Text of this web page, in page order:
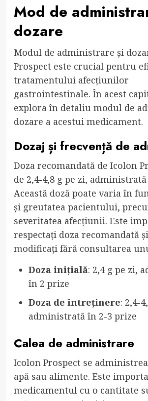
Mod de
dozare
Modul de administrare și
Prospect este crucial pentru
tratamentului afecțiunilor
gastrointestinale. În acest
explora în detaliu modul de
dozare a acestui medicament.
Dozaj și frecvență de
Doza recomandată de Icolon
de 2,4-4,8 g pe zi,
Această doză poate varia în
și greutatea pacientului,
severitatea afecțiunii. Este
respectați doza recomandată
modificați fără consultarea
Doza inițială: 2,4 g pe zi,
în 2 prize
Doza de întreținere: 2,4-
administrată în 2-3 prize
Calea de administrare
Icolon Prospect se
apă sau alimente. Este
medicamentul cu o cantitate